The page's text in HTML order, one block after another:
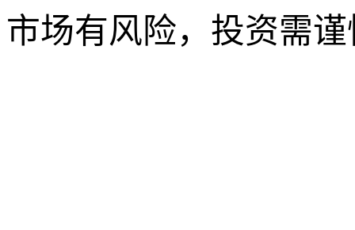
市场有风险，投资需